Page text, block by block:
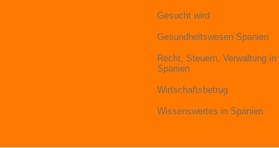
Gesucht wird
Gesundheitswesen Spanien
Recht, Steuern, Verwaltung in
Spanien
Wirtschaftsbetrug
Wissenswertes in Spanien